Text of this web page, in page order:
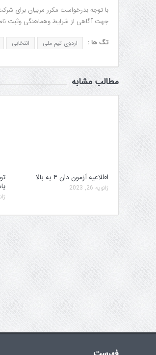
با توجه بدرخواست مکرر مربیان برای
جهت آگاهی از شرایط وهماهنگی وثبت نام از طریق
تگ ها : اردوی تیم ملی انتخابی
مطالب مشابه
اطلاعیه آزمون دان ۴ به بالا
ژانویه 26, 2023
جلسه کمیته برگزاری جام پارس